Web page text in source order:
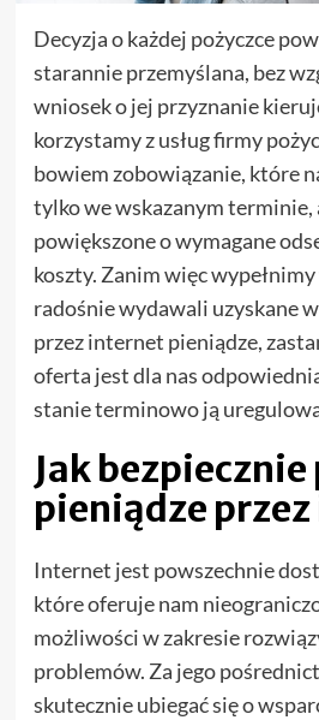
Decyzja o każdej pożyczce
starannie przemyślana, bez
wniosek o jej przyznanie
korzystamy z usług firmy
bowiem zobowiązanie, które
tylko we wskazanym terminie,
powiększone o wymagane
koszty. Zanim więc
radośnie wydawali uzyskane
przez internet pieniądze,
oferta jest dla nas
stanie terminowo ją
Jak bezpiecznie
pieniądze
Internet jest powszechnie
które oferuje nam
możliwości w zakresie
problemów. Za jego
skutecznie ubiegać się o